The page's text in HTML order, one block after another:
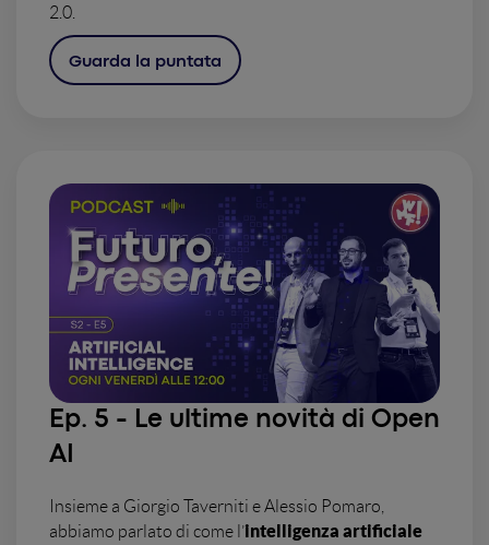
2.0.
Guarda la puntata
Ep. 5 - Le ultime novità di Open
AI
Insieme a Giorgio Taverniti e Alessio Pomaro,
abbiamo parlato di come l’intelligenza artificiale